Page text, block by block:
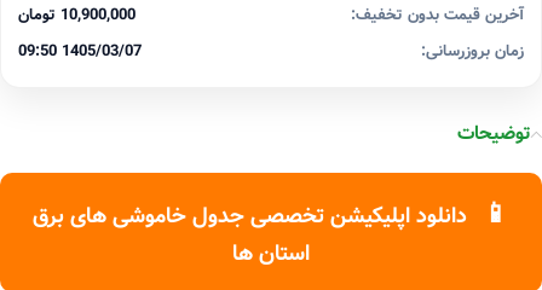
آخرین قیمت بدون تخفیف:
10,900,000 تومان
زمان بروزرسانی:
1405/03/07 09:50
توضیحات
📱
دانلود اپلیکیشن تخصصی جدول خاموشی های برق
استان ها